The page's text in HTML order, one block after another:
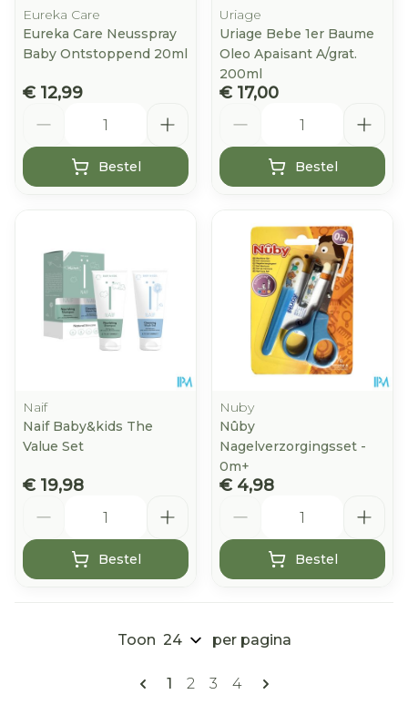
Eureka Care
Eureka Care Neusspray
Baby Ontstoppend 20ml
€ 12,99
Bestel
Uriage
Uriage Bebe 1er Baume
Oleo Apaisant A/grat.
200ml
€ 17,00
Bestel
Naif
Naif Baby&kids The
Value Set
€ 19,98
Bestel
Nuby
Nûby
Nagelverzorgingsset -
0m+
€ 4,98
Bestel
Pagina's
U lees momenteel pagina
1 Pagina
2 Pagina
3 Pagina
4
Toon per pagina